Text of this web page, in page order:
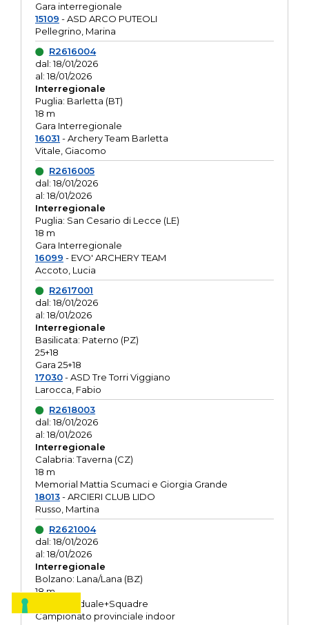
Gara interregionale
15109 - ASD ARCO PUTEOLI
Pellegrino, Marina
R2616004
dal: 18/01/2026
al: 18/01/2026
Interregionale
Puglia: Barletta (BT)
18 m
Gara Interregionale
16031 - Archery Team Barletta
Vitale, Giacomo
R2616005
dal: 18/01/2026
al: 18/01/2026
Interregionale
Puglia: San Cesario di Lecce (LE)
18 m
Gara Interregionale
16099 - EVO' ARCHERY TEAM
Accoto, Lucia
R2617001
dal: 18/01/2026
al: 18/01/2026
Interregionale
Basilicata: Paterno (PZ)
25+18
Gara 25+18
17030- ASD Tre Torri Viggiano
Larocca, Fabio
R2618003
dal: 18/01/2026
al: 18/01/2026
Interregionale
Calabria: Taverna (CZ)
18 m
Memorial Mattia Scumaci e Giorgia Grande
18013- ARCIERI CLUB LIDO
Russo, Martina
R2621004
dal: 18/01/2026
al: 18/01/2026
Interregionale
Bolzano: Lana/Lana (BZ)
18 m
O.R. Individuale+Squadre
Campionato provinciale indoor